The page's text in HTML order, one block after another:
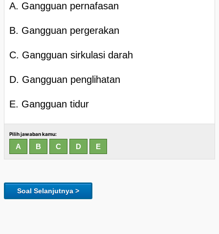
A. Gangguan pernafasan
B. Gangguan pergerakan
C. Gangguan sirkulasi darah
D. Gangguan penglihatan
E. Gangguan tidur
Pilih jawaban kamu:
Soal Selanjutnya >